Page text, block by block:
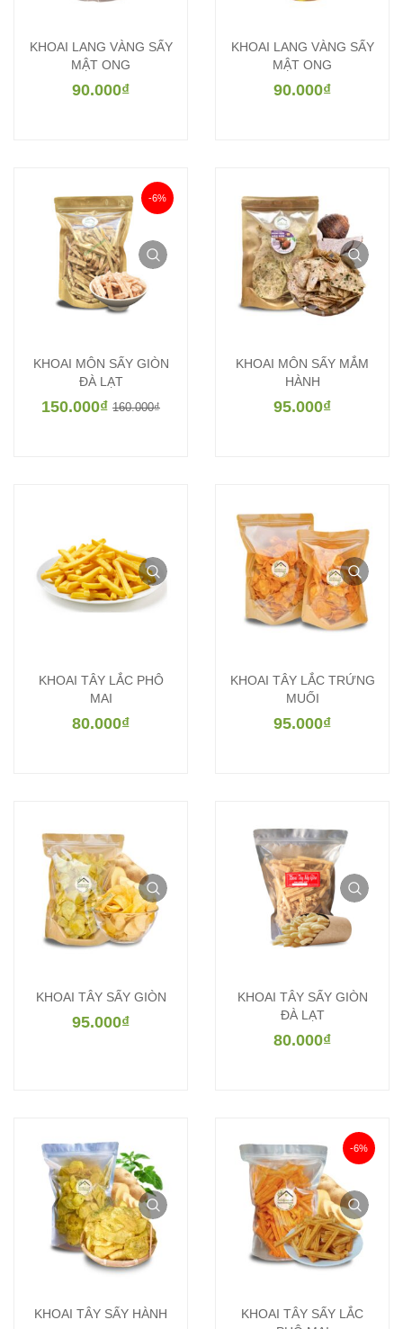
KHOAI LANG VÀNG SẤY
MẬT ONG
90.000₫
KHOAI LANG VÀNG SẤY
MẬT ONG
90.000₫
-6%
KHOAI MÔN SẤY GIÒN
ĐÀ LẠT
160.000₫
150.000₫
KHOAI MÔN SẤY MẮM
HÀNH
95.000₫
KHOAI TÂY LẮC PHÔ
MAI
80.000₫
KHOAI TÂY LẮC TRỨNG
MUỐI
95.000₫
KHOAI TÂY SẤY GIÒN
95.000₫
KHOAI TÂY SẤY GIÒN
ĐÀ LẠT
80.000₫
KHOAI TÂY SẤY HÀNH
-6%
KHOAI TÂY SẤY LẮC